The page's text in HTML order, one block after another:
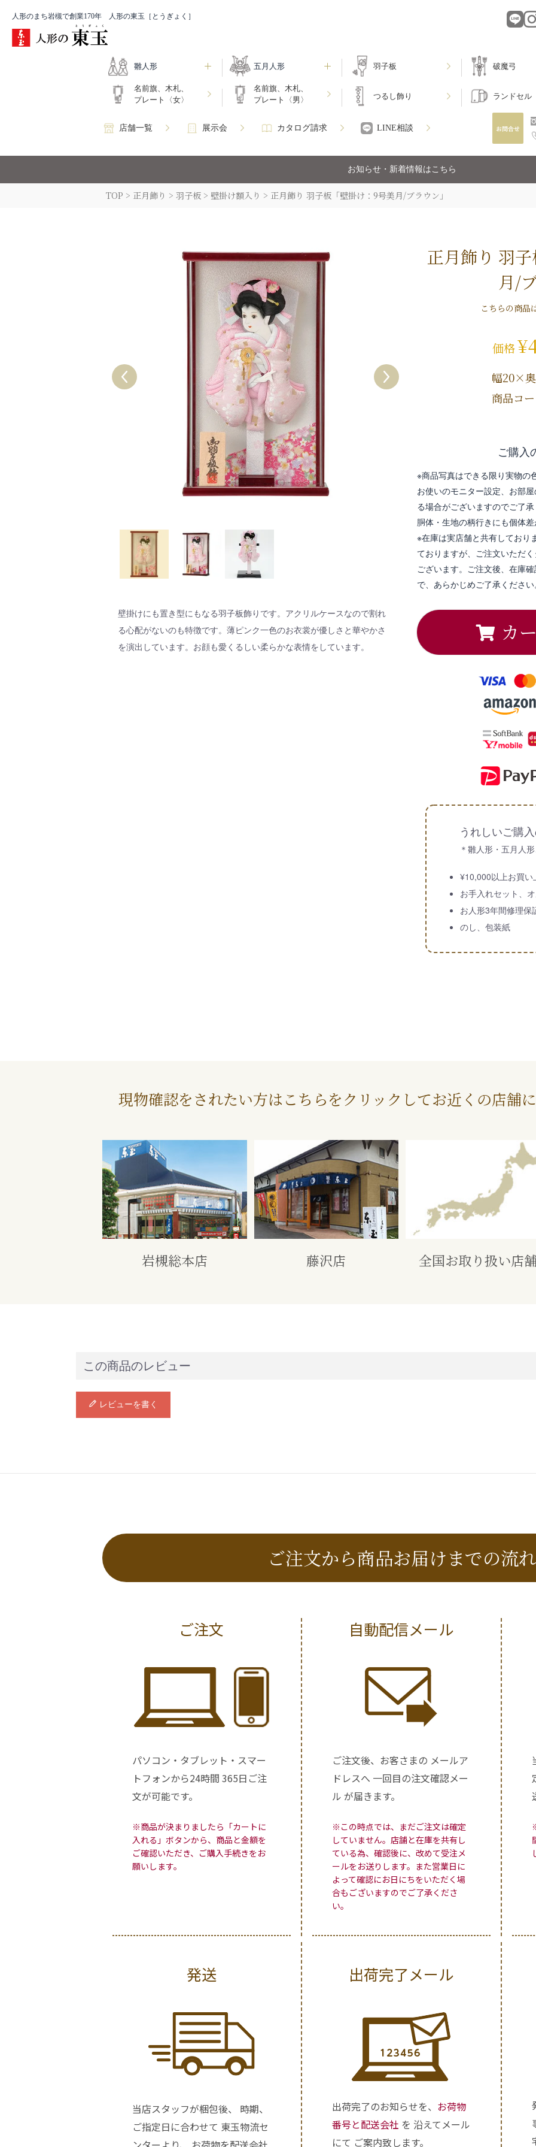
人形のまち岩槻で創業170年 人形の東玉［とうぎょく］
雛人形 五月人形 羽子板 破魔弓
名前旗、木札、
プレート〈女〉
名前旗、木札、
プレート〈男〉
つるし飾り ランドセル
店舗一覧 展示会 カタログ請求 LINE相談
お知らせ・新着情報はこちら
TOP 正月飾り 羽子板 壁掛け額入り 正月飾り 羽子板「壁掛け：9号美月/ブラウン」
壁掛けにも置き型にもなる羽子板飾りです。アクリルケースなので割れ
る心配がないのも特徴です。薄ピンク一色のお衣裳が優しさと華やかさ
を演出しています。お顔も愛くるしい柔らかな表情をしています。
正月飾り 羽
月/
こちらの商品
価格¥
幅20×
商品コ
ご購入
※商品写真はできる限り実物の
お使いのモニター設定、お部
る場合がございますのでご了
胴体・生地の柄行きにも個体
※在庫は実店舗と共有しており
ておりますが、ご注文いただ
ございます。ご注文後、在庫
で、あらかじめご了承くださ
カ
うれしいご購
＊雛人形・五月人
¥10,000以上お買い
お手入れセット、
お人形3年間修理保
のし、包装紙
現物確認をされたい方はこちらをクリックしてお近くの店舗
岩槻総本店 藤沢店 全国お取り扱い店
この商品のレビュー
レビューを書く
ご注文から商品お届けまでの流れ
ご注文
パソコン・タブレット・スマー
トフォンから24時間 365日ご注
文が可能です。
※商品が決まりましたら「カートに
入れる」ボタンから、商品と金額を
ご確認いただき、ご購入手続きをお
願いします。
自動配信メール
ご注文後、お客さまの メールア
ドレスへ 一回目の注文確認メー
ル が届きます。
※この時点では、まだご注文は確定
していません。店舗と在庫を共有し
ている為、確認後に、改めて受注メ
ールをお送りします。また営業日に
よって確認にお日にちをいただく場
合もございますのでご了承くださ
い。
発送
当店スタッフが梱包後、 時期、
ご指定日に合わせて 東玉物流セ
出荷完了メール
出荷完了のお知らせを、 お荷物
番号と配送会社 を 沿えてメール
にて ご案内致します。